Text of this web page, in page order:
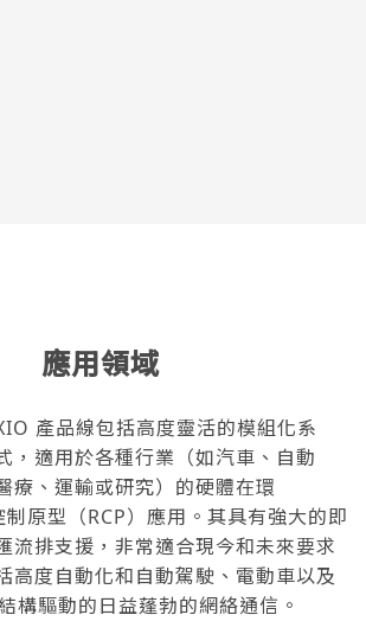
應用領域
產品線包括高度靈活的模組化系
，適用於各種行業（如汽車、自動
療、運輸或研究）的硬體在環
制原型（RCP）應用。其具有強大的即
流排支援，非常適合現今和未來要求
高度自動化和自動駕駛、電動車以及
構驅動的日益蓬勃的網絡通信。